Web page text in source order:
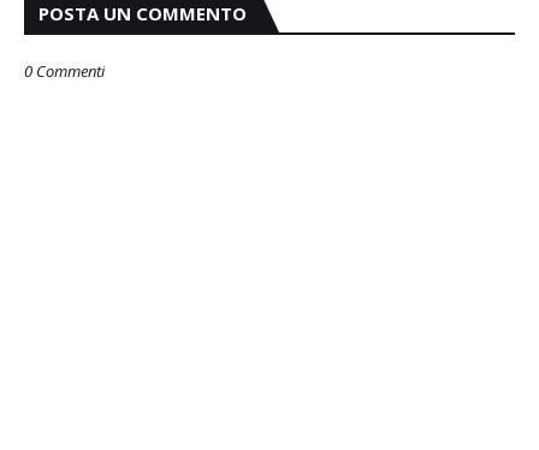
POSTA UN COMMENTO
0 Commenti